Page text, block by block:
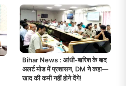
Bihar News : आंधी-बारिश के बाद
अलर्ट मोड में प्रशासन, DM ने कहा—
खाद की कमी नहीं होने देंगे!